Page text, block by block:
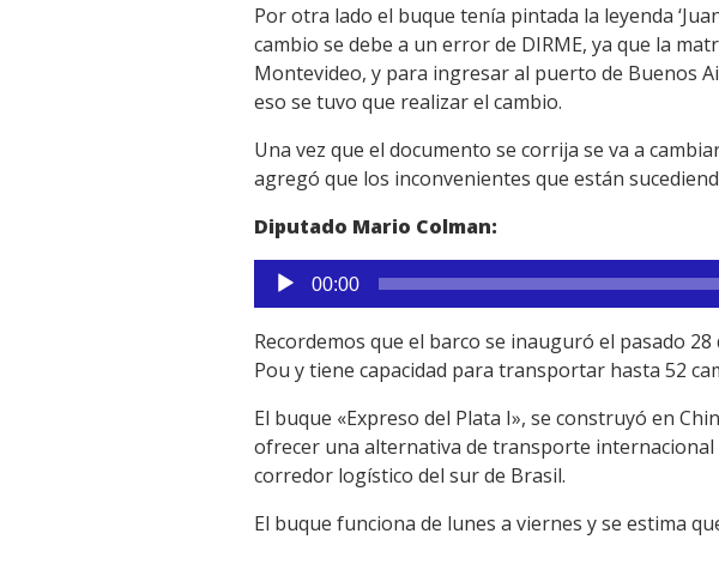
Por otra lado el buque tenía pintada la leyenda
cambio se debe a un error de DIRME, ya que la
Montevideo, y para ingresar al puerto de Buenos
eso se tuvo que realizar el cambio.
Una vez que el documento se corrija se va a
agregó que los inconvenientes que están
Diputado Mario Colman:
Reproductor
de
audio
00:00
Recordemos que el barco se inauguró el pasado
Pou y tiene capacidad para transportar hasta 52
El buque «Expreso del Plata I», se construyó en
ofrecer una alternativa de transporte
corredor logístico del sur de Brasil.
El buque funciona de lunes a viernes y se estima